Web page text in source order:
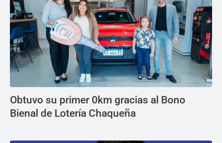
Obtuvo su primer 0km gracias al Bono
Bienal de Lotería Chaqueña